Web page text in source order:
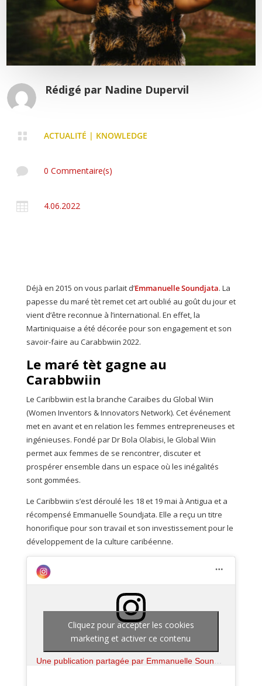
Rédigé par Nadine Dupervil
 ACTUALITÉ | KNOWLEDGE
 0 Commentaire(s)
 4.06.2022
Déjà en 2015 on vous parlait d’Emmanuelle Soundjata. La
papesse du maré tèt remet cet art oublié au goût du jour et
vient d’être reconnue à l’international. En effet, la
Martiniquaise a été décorée pour son engagement et son
savoir-faire au Carabbwiin 2022.
Le maré tèt gagne au
Carabbwiin
Le Caribbwiin est la branche Caraïbes du Global Wiin
(Women Inventors & Innovators Network). Cet événement
met en avant et en relation les femmes entrepreneuses et
ingénieuses. Fondé par Dr Bola Olabisi, le Global Wiin
permet aux femmes de se rencontrer, discuter et
prospérer ensemble dans un espace où les inégalités
sont gommées.
Le Caribbwiin s’est déroulé les 18 et 19 mai à Antigua et a
récompensé Emmanuelle Soundjata. Elle a reçu un titre
honorifique pour son travail et son investissement pour le
développement de la culture caribéenne.
Une publication partagée par Emmanuelle Soundjata (@emmanuelle_soundjata_)
Cliquez pour accepter les cookies
marketing et activer ce contenu